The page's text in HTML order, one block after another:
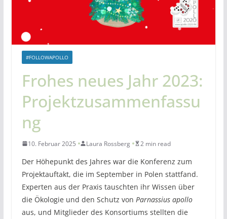
#FOLLOWAPOLLO
Frohes neues Jahr 2023:
Projektzusammenfassu
ng
10. Februar 2025 Laura Rossberg 2 min read
Der Höhepunkt des Jahres war die Konferenz zum
Projektauftakt, die im September in Polen stattfand.
Experten aus der Praxis tauschten ihr Wissen über
die Ökologie und den Schutz von Parnassius apollo
aus, und Mitglieder des Konsortiums stellten die